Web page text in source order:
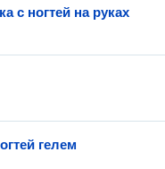
с ногтей на руках
гелем